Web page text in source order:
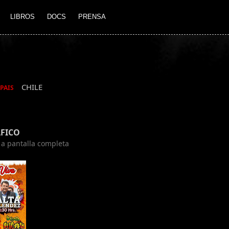
LIBROS DOCS PRENSA
PAIS CHILE
pantalla completa